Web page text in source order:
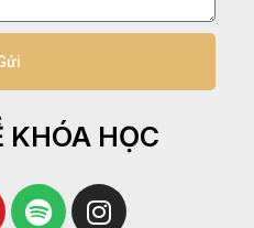
KHÓA HỌC